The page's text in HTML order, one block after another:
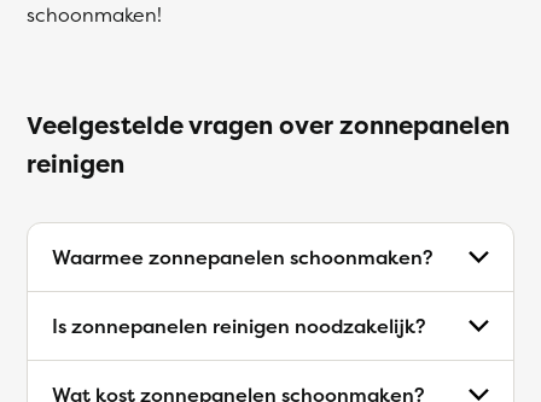
schoonmaken!
Veelgestelde vragen over zonnepanelen
reinigen
Waarmee zonnepanelen schoonmaken?
Is zonnepanelen reinigen noodzakelijk?
Wat kost zonnepanelen schoonmaken?